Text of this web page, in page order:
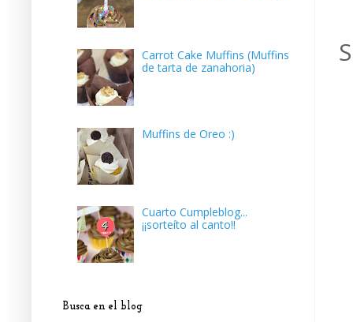
Carrot Cake Muffins (Muffins
de tarta de zanahoria)
Muffins de Oreo :)
Cuarto Cumpleblog...
¡¡sorteíto al canto!!
Busca en el blog